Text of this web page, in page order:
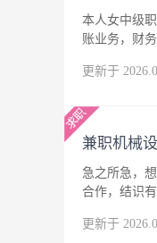
本人女中级
账业务，财
更新于
兼职机械
急之所急，
合作，结识
更新于